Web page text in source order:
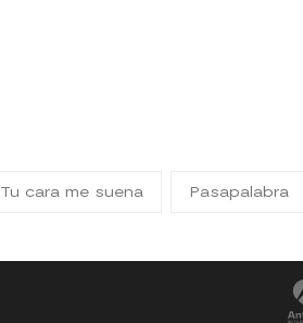
Tu cara me suena Pasapalabra